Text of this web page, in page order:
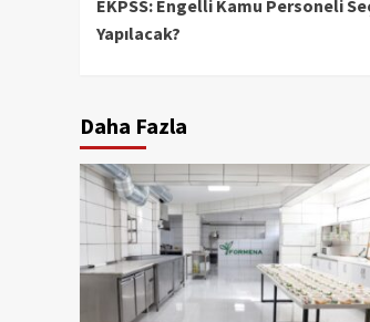
Reading
EKPSS: Engelli Kamu Personeli
Yapılacak?
Daha Fazla